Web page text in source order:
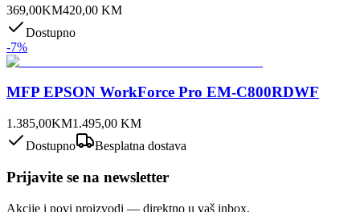
369,00KM420,00 KM
Dostupno
-7%
MFP EPSON WorkForce Pro EM-C800RDWF
1.385,00KM1.495,00 KM
Dostupno
Besplatna dostava
Prijavite se na newsletter
Akcije i novi proizvodi — direktno u vaš inbox.